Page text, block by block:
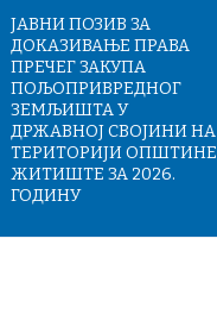
ЈАВНИ ПОЗИВ ЗА
ДОКАЗИВАЊЕ ПРАВА
ПРЕЧЕГ ЗАКУПА
ПОЉОПРИВРЕДНОГ
ЗЕМЉИШТА У
ДРЖАВНОЈ СВОЈИНИ НА
ТЕРИТОРИЈИ ОПШТИНЕ
ЖИТИШТЕ ЗА 2026.
ГОДИНУ